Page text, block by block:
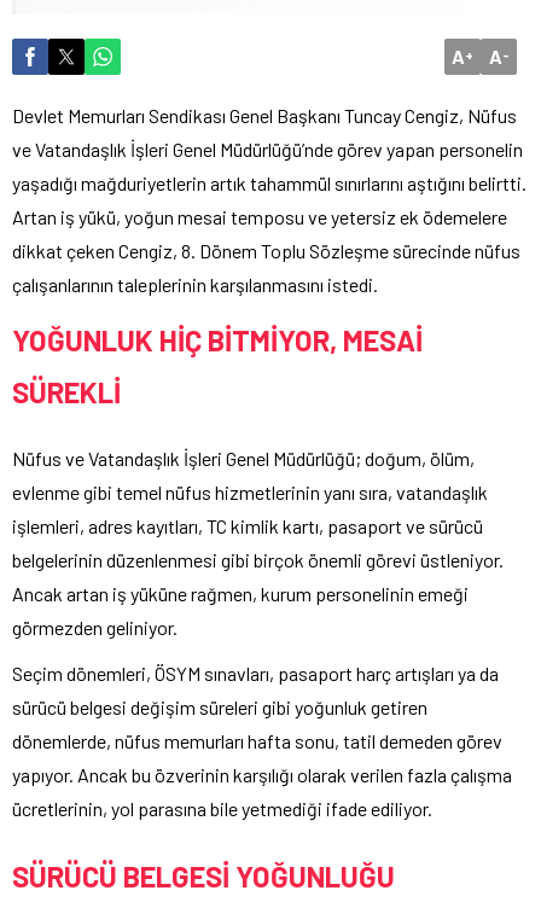
A+ A-
Devlet Memurları Sendikası Genel Başkanı Tuncay Cengiz, Nüfus
ve Vatandaşlık İşleri Genel Müdürlüğü’nde görev yapan personelin
yaşadığı mağduriyetlerin artık tahammül sınırlarını aştığını belirtti.
Artan iş yükü, yoğun mesai temposu ve yetersiz ek ödemelere
dikkat çeken Cengiz, 8. Dönem Toplu Sözleşme sürecinde nüfus
çalışanlarının taleplerinin karşılanmasını istedi.
YOĞUNLUK HİÇ BİTMİYOR, MESAİ
SÜREKLİ
Nüfus ve Vatandaşlık İşleri Genel Müdürlüğü; doğum, ölüm,
evlenme gibi temel nüfus hizmetlerinin yanı sıra, vatandaşlık
işlemleri, adres kayıtları, TC kimlik kartı, pasaport ve sürücü
belgelerinin düzenlenmesi gibi birçok önemli görevi üstleniyor.
Ancak artan iş yüküne rağmen, kurum personelinin emeği
görmezden geliniyor.
Seçim dönemleri, ÖSYM sınavları, pasaport harç artışları ya da
sürücü belgesi değişim süreleri gibi yoğunluk getiren
dönemlerde, nüfus memurları hafta sonu, tatil demeden görev
yapıyor. Ancak bu özverinin karşılığı olarak verilen fazla çalışma
ücretlerinin, yol parasına bile yetmediği ifade ediliyor.
SÜRÜCÜ BELGESİ YOĞUNLUĞU